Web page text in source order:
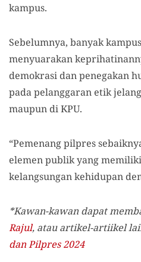
kampus.
Sebelumnya, banyak
menyuarakan
demokrasi dan penegakan
pada pelanggaran etik
maupun di KPU.
“Pemenang pilpres
elemen publik yang
kelangsungan kehidupan
*Kawan-kawan dapat
Rajul, atau artikel-artiikel
dan Pilpres 2024